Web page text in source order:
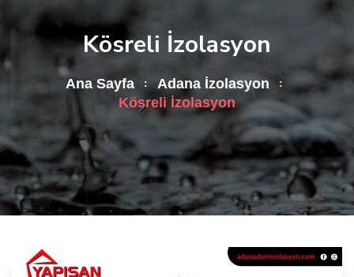
Kösreli İzolasyon
Ana Sayfa
Adana İzolasyon
Kösreli İzolasyon